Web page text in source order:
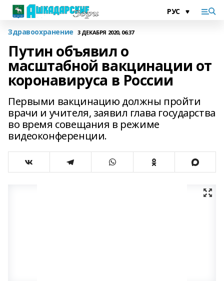
Здравоохранение 3 ДЕКАБРЯ 2020, 06:37
Путин объявил о
масштабной вакцинации от
коронавируса в России
Первыми вакцинацию должны пройти
врачи и учителя, заявил глава государства
во время совещания в режиме
видеоконференции.